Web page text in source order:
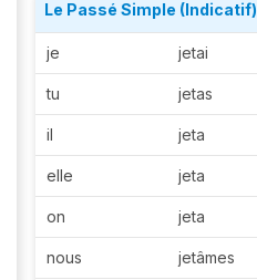
Le Passé Simple (Indicatif)
je jetai
tu jetas
il jeta
elle jeta
on jeta
nous jetâmes